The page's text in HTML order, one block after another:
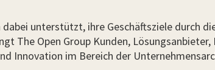
unterstützt, ihre Geschäftsziele durch
The Open Group Kunden,
Innovation im Bereich der